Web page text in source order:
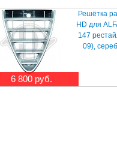
6 800 руб.
Решётка
HD для
147
09),